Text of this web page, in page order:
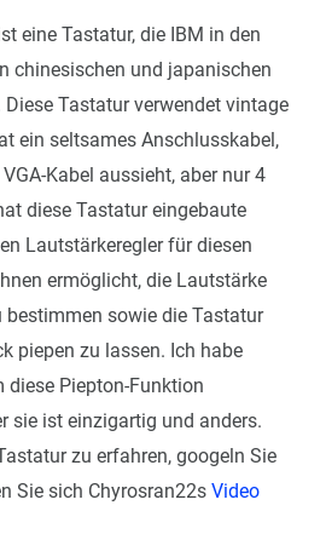
eine Tastatur, die IBM in den
chinesischen und japanischen
Tastatur verwendet vintage
ein seltsames Anschlusskabel,
Kabel aussieht, aber nur 4
diese Tastatur eingebaute
Lautstärkeregler für diesen
ermöglicht, die Lautstärke
bestimmen sowie die Tastatur
piepen zu lassen. Ich habe
diese Piepton-Funktion
sie ist einzigartig und anders.
zu erfahren, googeln Sie
Sie sich Chyrosran22s Video